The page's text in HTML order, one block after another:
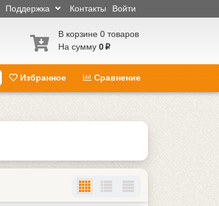
Войти
Контакты
Поддержка
В корзине 0 товаров
На сумму 0 p
Избранное Сравнение